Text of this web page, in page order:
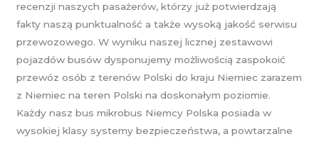
recenzji naszych pasażerów, którzy już potwierdzają
fakty naszą punktualność a także wysoką jakość serwisu
przewozowego. W wyniku naszej licznej zestawowi
pojazdów busów dysponujemy możliwością zaspokoić
przewóz osób z terenów Polski do kraju Niemiec zarazem
z Niemiec na teren Polski na doskonałym poziomie.
Każdy nasz bus mikrobus Niemcy Polska posiada w
wysokiej klasy systemy bezpieczeństwa, a powtarzalne